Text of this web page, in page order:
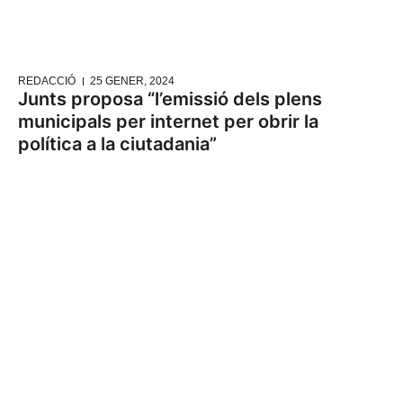
REDACCIÓ 25 GENER, 2024
Junts proposa “l’emissió dels plens
municipals per internet per obrir la
política a la ciutadania”